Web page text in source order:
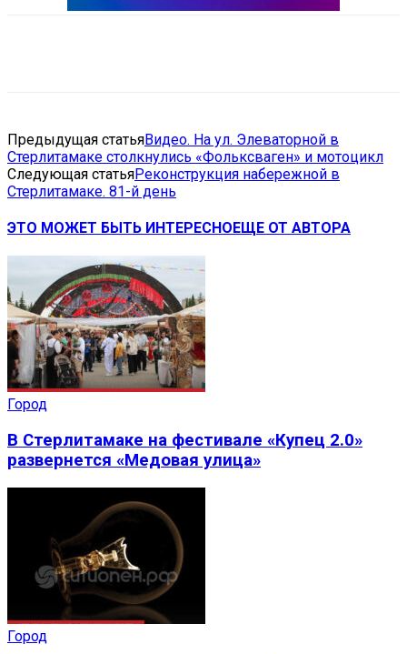
Предыдущая статьяВидео. На ул. Элеваторной в
Стерлитамаке столкнулись «Фольксваген» и мотоцикл
Следующая статьяРеконструкция набережной в
Стерлитамаке. 81-й день
ЭТО МОЖЕТ БЫТЬ ИНТЕРЕСНОЕЩЕ ОТ АВТОРА
Город
В Стерлитамаке на фестивале «Купец 2.0»
развернется «Медовая улица»
Город